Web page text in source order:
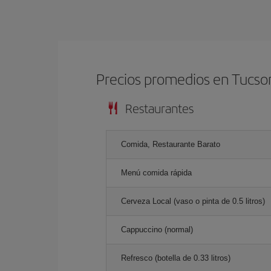
Precios promedios en
Restaurantes
Comida, Restaurante Barato
Menú comida rápida
Cerveza Local (vaso o pinta de 0.5 litros)
Cappuccino (normal)
Refresco (botella de 0.33 litros)